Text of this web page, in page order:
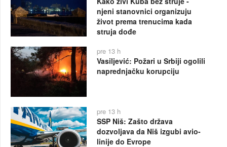
njeni stanovnici organizuju
život prema trenucima kada
struja dođe
pre 13 h
Vasiljević: Požari u Srbiji ogolili
naprednjačku korupciju
pre 13 h
SSP Niš: Zašto država
dozvoljava da Niš izgubi avio-
linije do Evrope